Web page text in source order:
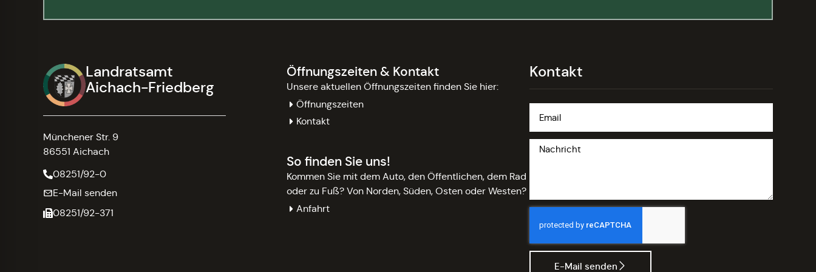
Landratsamt
Aichach-Friedberg
Münchener Str. 9
86551 Aichach
08251/92-0
E-Mail senden
08251/92-371
Öffnungszeiten & Kontakt
Unsere aktuellen Öffnungszeiten finden Sie hier:
Öffnungszeiten
Kontakt
So finden Sie uns!
Kommen Sie mit dem Auto, den Öffentlichen, dem Rad
oder zu Fuß? Von Norden, Süden, Osten oder Westen?
Anfahrt
Kontakt
E-Mail senden